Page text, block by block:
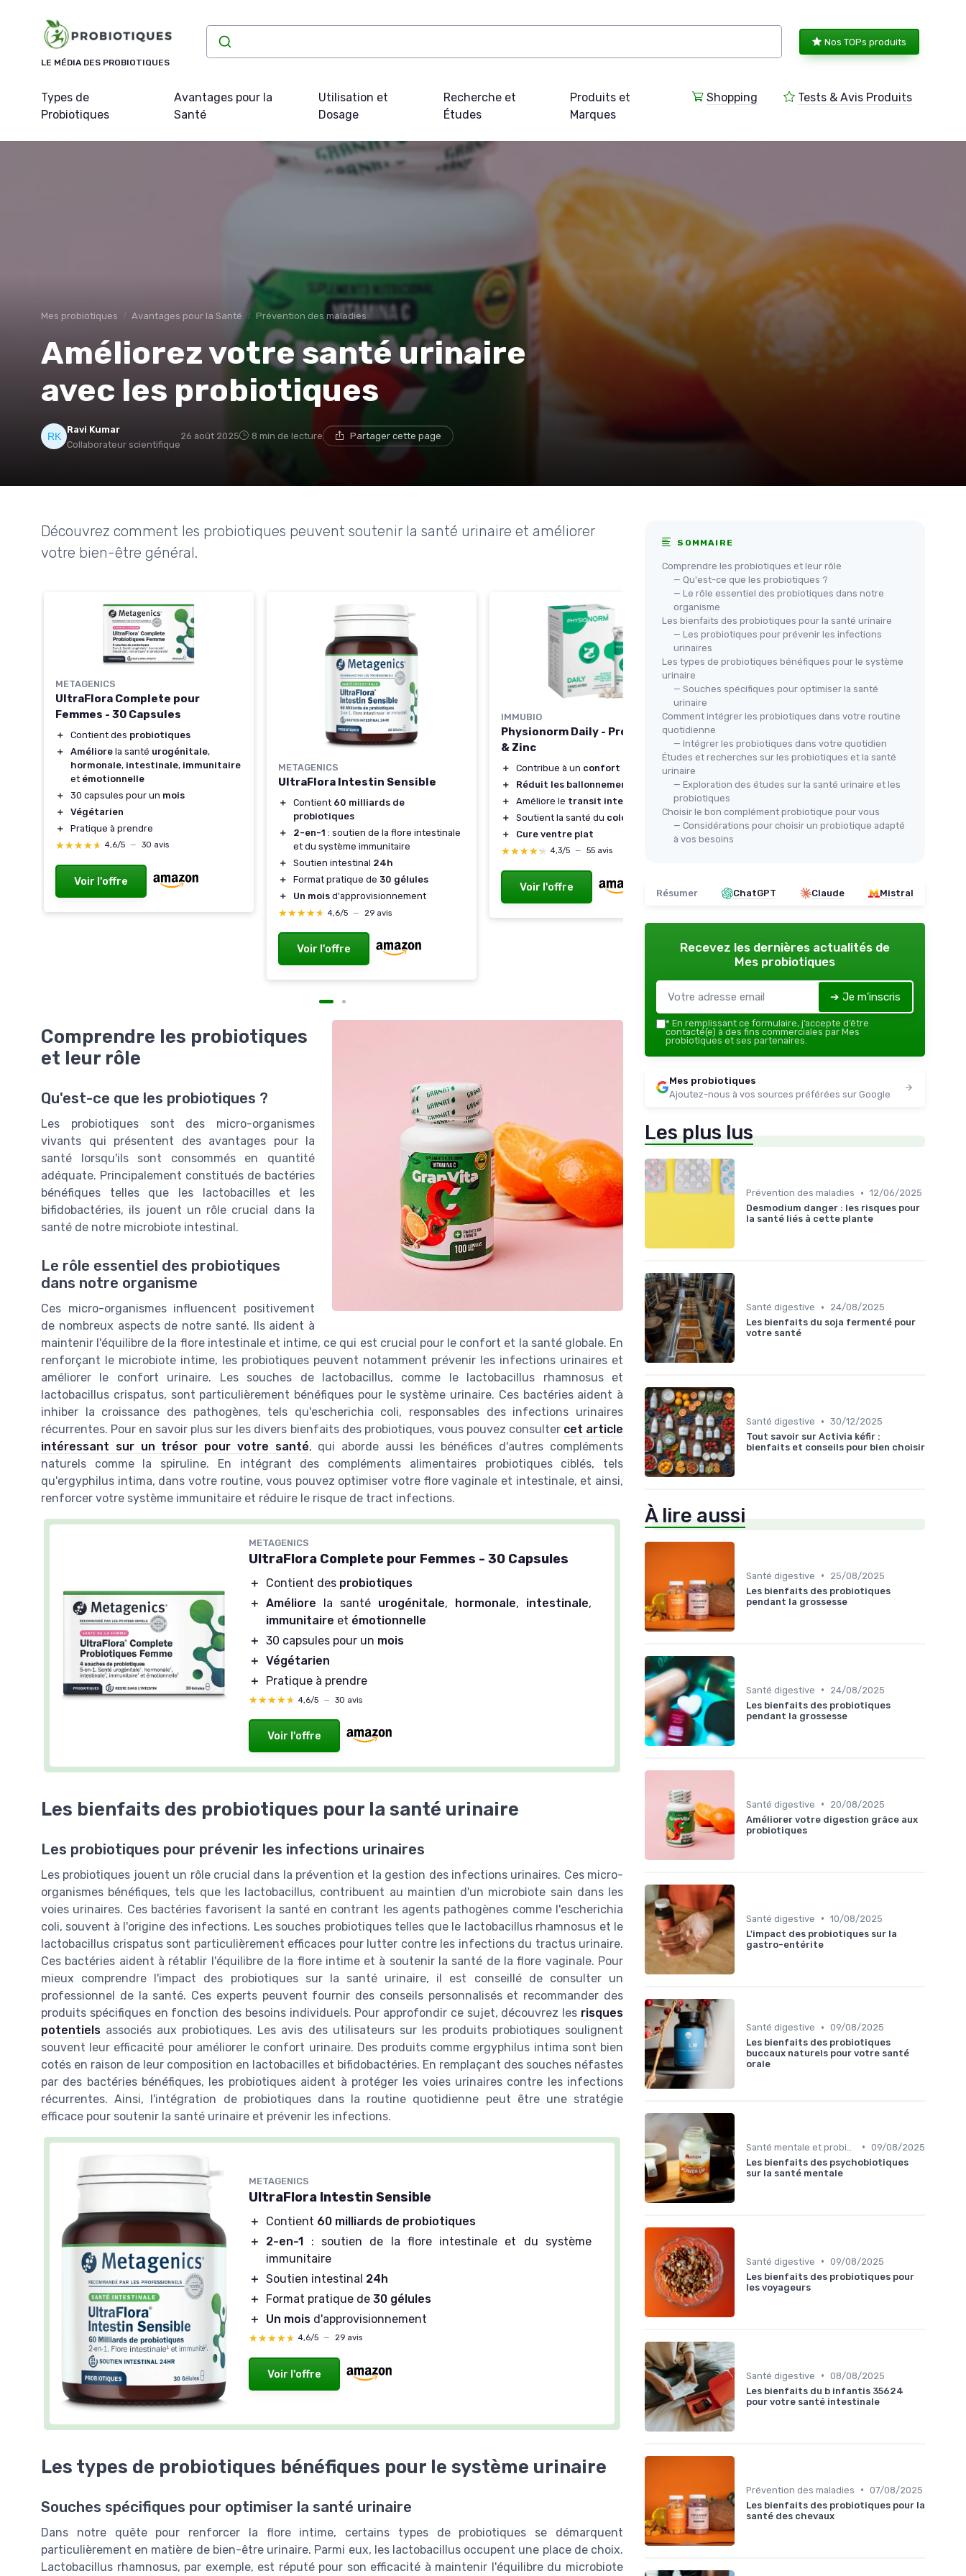
LE MÉDIA DES PROBIOTIQUES
Nos TOPs produits
Types de
Probiotiques
Avantages pour la
Santé
Utilisation et
Dosage
Recherche et
Études
Produits et
Marques
Shopping Tests & Avis Produits
Mes probiotiques Avantages pour la Santé Prévention des maladies
Améliorez votre santé urinaire
avec les probiotiques
Ravi Kumar
Collaborateur scientifique
26 août 2025 8 min de lecture Partager cette page
Découvrez comment les probiotiques peuvent soutenir la santé urinaire et améliorer
votre bien-être général.
METAGENICS
UltraFlora Complete pour
Femmes - 30 Capsules
＋ Contient des probiotiques
＋
Améliore la santé urogénitale,
hormonale, intestinale, immunitaire
et émotionnelle
＋
30 capsules pour un mois
＋
Végétarien
＋
Pratique à prendre
★★★★★
★★★★★ 4,6/5 — 30 avis
Voir l'offre
METAGENICS
UltraFlora Intestin Sensible
＋ Contient 60 milliards de
probiotiques
＋
2-en-1 : soutien de la flore intestinale
et du système immunitaire
＋
Soutien intestinal 24h
＋
Format pratique de 30 gélules
＋
Un mois d'approvisionnement
★★★★★
★★★★★ 4,6/5 — 29 avis
Voir l'offre
IMMUBIO
Physionorm Daily - Probiotiques
& Zinc
＋ Contribue à un confort digestif
＋
Réduit les ballonnements
＋
Améliore le transit intestinal
＋
Soutient la santé du colon irritable
＋
Cure ventre plat
★★★★★
★★★★★ 4,3/5 — 55 avis
Voir l'offre
OHTASTIC
Intime
Soutien efficace
bactérienne
＋
★★★★★
★★★★★ 4,2/5 — 178 avis
Comprendre les probiotiques
et leur rôle
Qu'est-ce que les probiotiques ?
Les probiotiques sont des micro-organismes
vivants qui présentent des avantages pour la
santé lorsqu'ils sont consommés en quantité
adéquate. Principalement constitués de bactéries
bénéfiques telles que les lactobacilles et les
bifidobactéries, ils jouent un rôle crucial dans la
santé de notre microbiote intestinal.
Le rôle essentiel des probiotiques
dans notre organisme
Ces micro-organismes influencent positivement
de nombreux aspects de notre santé. Ils aident à
maintenir l'équilibre de la flore intestinale et intime, ce qui est crucial pour le confort et la santé globale. En
renforçant le microbiote intime, les probiotiques peuvent notamment prévenir les infections urinaires et
améliorer le confort urinaire. Les souches de lactobacillus, comme le lactobacillus rhamnosus et
lactobacillus crispatus, sont particulièrement bénéfiques pour le système urinaire. Ces bactéries aident à
inhiber la croissance des pathogènes, tels qu'escherichia coli, responsables des infections urinaires
récurrentes. Pour en savoir plus sur les divers bienfaits des probiotiques, vous pouvez consulter cet article
intéressant sur un trésor pour votre santé, qui aborde aussi les bénéfices d'autres compléments
naturels comme la spiruline. En intégrant des compléments alimentaires probiotiques ciblés, tels
qu'ergyphilus intima, dans votre routine, vous pouvez optimiser votre flore vaginale et intestinale, et ainsi,
renforcer votre système immunitaire et réduire le risque de tract infections.
METAGENICS
UltraFlora Complete pour Femmes - 30 Capsules
＋ Contient des probiotiques
＋ Améliore la santé urogénitale, hormonale, intestinale,
immunitaire et émotionnelle
＋ 30 capsules pour un mois
＋ Végétarien
＋
Pratique à prendre
★★★★★
★★★★★ 4,6/5 — 30 avis
Voir l'offre
Les bienfaits des probiotiques pour la santé urinaire
Les probiotiques pour prévenir les infections urinaires
Les probiotiques jouent un rôle crucial dans la prévention et la gestion des infections urinaires. Ces micro-
organismes bénéfiques, tels que les lactobacillus, contribuent au maintien d'un microbiote sain dans les
voies urinaires. Ces bactéries favorisent la santé en contrant les agents pathogènes comme l'escherichia
coli, souvent à l'origine des infections. Les souches probiotiques telles que le lactobacillus rhamnosus et le
lactobacillus crispatus sont particulièrement efficaces pour lutter contre les infections du tractus urinaire.
Ces bactéries aident à rétablir l'équilibre de la flore intime et à soutenir la santé de la flore vaginale. Pour
mieux comprendre l'impact des probiotiques sur la santé urinaire, il est conseillé de consulter un
professionnel de la santé. Ces experts peuvent fournir des conseils personnalisés et recommander des
produits spécifiques en fonction des besoins individuels. Pour approfondir ce sujet, découvrez les risques
potentiels associés aux probiotiques. Les avis des utilisateurs sur les produits probiotiques soulignent
souvent leur efficacité pour améliorer le confort urinaire. Des produits comme ergyphilus intima sont bien
cotés en raison de leur composition en lactobacilles et bifidobactéries. En remplaçant des souches néfastes
par des bactéries bénéfiques, les probiotiques aident à protéger les voies urinaires contre les infections
récurrentes. Ainsi, l'intégration de probiotiques dans la routine quotidienne peut être une stratégie
efficace pour soutenir la santé urinaire et prévenir les infections.
METAGENICS
UltraFlora Intestin Sensible
＋ Contient 60 milliards de probiotiques
＋
2-en-1 : soutien de la flore intestinale et du système
immunitaire
＋ Soutien intestinal 24h
＋
Format pratique de30 gélules
＋
Un mois d'approvisionnement
★★★★★
★★★★★ 4,6/5 — 29 avis
Voir l'offre
Les types de probiotiques bénéfiques pour le système urinaire
Souches spécifiques pour optimiser la santé urinaire
Dans notre quête pour renforcer la flore intime, certains types de probiotiques se démarquent
particulièrement en matière de bien-être urinaire. Parmi eux, les lactobacillus occupent une place de choix.
Lactobacillus rhamnosus, par exemple, est réputé pour son efficacité à maintenir l'équilibre du microbiote
SOMMAIRE
Comprendre les probiotiques et leur rôle
— Qu'est-ce que les probiotiques ?
— Le rôle essentiel des probiotiques dans notre
organisme
Les bienfaits des probiotiques pour la santé urinaire
— Les probiotiques pour prévenir les infections
urinaires
Les types de probiotiques bénéfiques pour le système
urinaire
— Souches spécifiques pour optimiser la santé
urinaire
Comment intégrer les probiotiques dans votre routine
quotidienne
— Intégrer les probiotiques dans votre quotidien
Études et recherches sur les probiotiques et la santé
urinaire
— Exploration des études sur la santé urinaire et les
probiotiques
Choisir le bon complément probiotique pour vous
— Considérations pour choisir un probiotique adapté
à vos besoins
Résumer ChatGPT Claude Mistral
Recevez les dernières actualités de
Mes probiotiques
➔ Je m'inscris
* En remplissant ce formulaire, j’accepte d’être
contacté(e) à des fins commerciales par Mes
probiotiques et ses partenaires.
Mes probiotiques
Ajoutez-nous à vos sources préférées sur Google
Les plus lus
Prévention des maladies • 12/06/2025
Desmodium danger : les risques pour
la santé liés à cette plante
Santé digestive •
24/08/2025
Les bienfaits du soja fermenté pour
votre santé
Santé digestive • 30/12/2025
Tout savoir sur Activia kéfir :
bienfaits et conseils pour bien choisir
À lire aussi
Santé digestive •
25/08/2025
Les bienfaits des probiotiques
pendant la grossesse
Santé digestive •
24/08/2025
Les bienfaits des probiotiques
pendant la grossesse
Santé digestive •
20/08/2025
Améliorer votre digestion grâce aux
probiotiques
Santé digestive • 10/08/2025
L'impact des probiotiques sur la
gastro-entérite
Santé digestive • 09/08/2025
Les bienfaits des probiotiques
buccaux naturels pour votre santé
orale
• 09/08/2025
Les bienfaits des psychobiotiques
sur la santé mentale
Santé digestive • 09/08/2025
Les bienfaits des probiotiques pour
les voyageurs
Santé digestive • 08/08/2025
Les bienfaits du b infantis 35624
pour votre santé intestinale
Prévention des maladies • 07/08/2025
Les bienfaits des probiotiques pour la
santé des chevaux